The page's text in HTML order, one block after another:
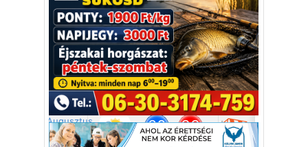
Vélemény rovat cikkei
Újságlapozó
A nagyvilág képekben